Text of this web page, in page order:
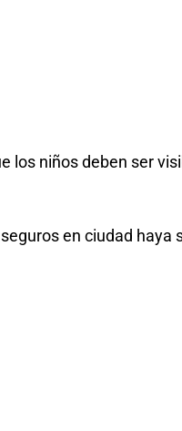
los niños deben ser
en ciudad haya